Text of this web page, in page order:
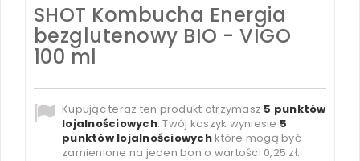
SHOT Kombucha Energia
bezglutenowy BIO - VIGO
100 ml
Kupując teraz ten produkt otrzymasz 5 punktów
lojalnościowych. Twój koszyk wyniesie 5
punktów lojalnościowychktóre mogą być
zamienione na jeden bon o wartości 0,25 zł.